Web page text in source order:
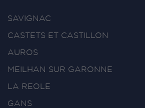
SAVIGNAC
CASTETS ET CASTILLON
AUROS
MEILHAN SUR GARONNE
LA REOLE
GANS